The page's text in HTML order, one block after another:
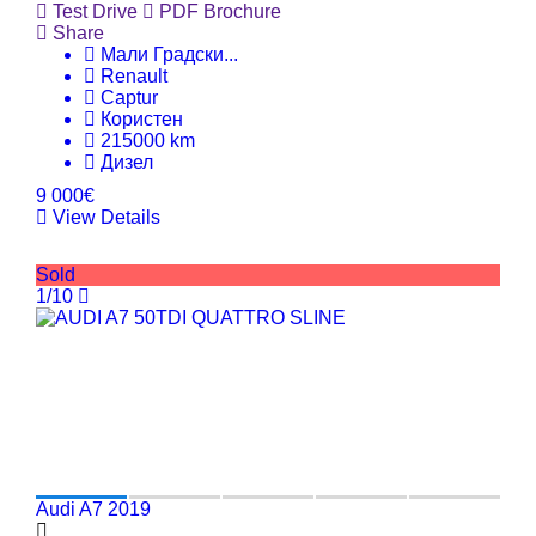
Test Drive
PDF Brochure
Share
Мали Градски...
Renault
Captur
Користен
215000 km
Дизел
9 000€
View Details
Sold
1/10
Audi A7 2019